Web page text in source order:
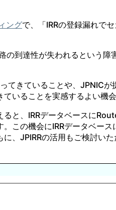
ングで、「IRRの登録漏れで
到達性が失われるという障
てきていることや、JPNICが
いることを実感するよい機会
と、IRRデータベースに
この機会にIRRデータベース
、JPIRRの活用もご検討いた